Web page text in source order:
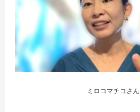
ミロコマチコさん